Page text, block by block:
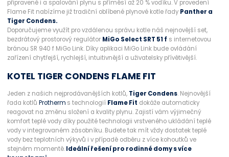
připravené i a spalování plynu s příměsí až 20 % vodíku. V provedení
Flame Fit nabízíme již tradiční oblíbené plynové kotle řady Panther a
Tiger Condens.
Doporučujeme využít pro vzdálenou správu kotle náš nejnovější set,
bezdrátový prostorový regulátor MiGo Select SRT 51 f s internetovou
bránou SR 940 f MiGo Link. Díky aplikaci MiGo Link bude ovládání
zařízení chytřejší, rychlejší, intuitivnější a uživatelsky přívětivější.
KOTEL TIGER CONDENS FLAME FIT
Jeden z našich nejprodávanějších kotlů, Tiger Condens. Nejnovější
řada kotlů Protherm s technologií Flame Fit dokáže automaticky
reagovat na změnu složení a kvality plynu. Zajistí vám výjimečný
komfort teplé vody díky použité technologii vrstveného ukládání teplé
vody v integrovaném zásobníku. Budete tak mít vždy dostatek teplé
vody bez teplotních výkyvů i v případě odběru z více kohoutků ve
stejném momentě. Ideální řešení pro rodinné domy s více